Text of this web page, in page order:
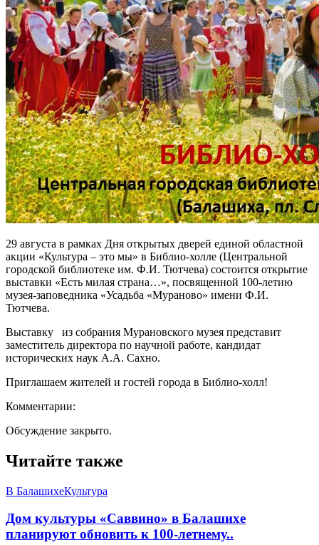
29 августа в рамках Дня открытых дверей единой областной
акции «Культура – это мы» в Библио-холле (Центральной
городской библиотеке им. Ф.И. Тютчева) состоится открытие
выставки «Есть милая страна…», посвященной 100-летию
музея-заповедника «Усадьба «Мураново» имени Ф.И.
Тютчева.
Выставку из собрания Мурановского музея представит
заместитель директора по научной работе, кандидат
исторических наук А.А. Сахно.
Приглашаем жителей и гостей города в Библио-холл!
Комментарии:
Обсуждение закрыто.
Читайте также
В БалашихеКультура
Дом культуры «Саввино» в Балашихе
планируют обновить к 100-летнему..